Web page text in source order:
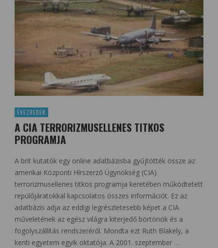
ÉVEZREDEK
A CIA TERRORIZMUSELLENES TITKOS
PROGRAMJA
A brit kutatók egy online adatbázisba gyűjtötték össze az
amerikai Központi Hírszerző Ügynökség (CIA)
terrorizmusellenes titkos programja keretében működtetett
repülőjáratokkal kapcsolatos összes információt. Ez az
adatbázis adja az eddigi legrészletesebb képet a CIA
műveletének az egész világra kiterjedő börtönök és a
fogolyszállítás rendszeréről. Mondta ezt Ruth Blakely, a
kenti egyetem egyik oktatója. A 2001. szeptember …